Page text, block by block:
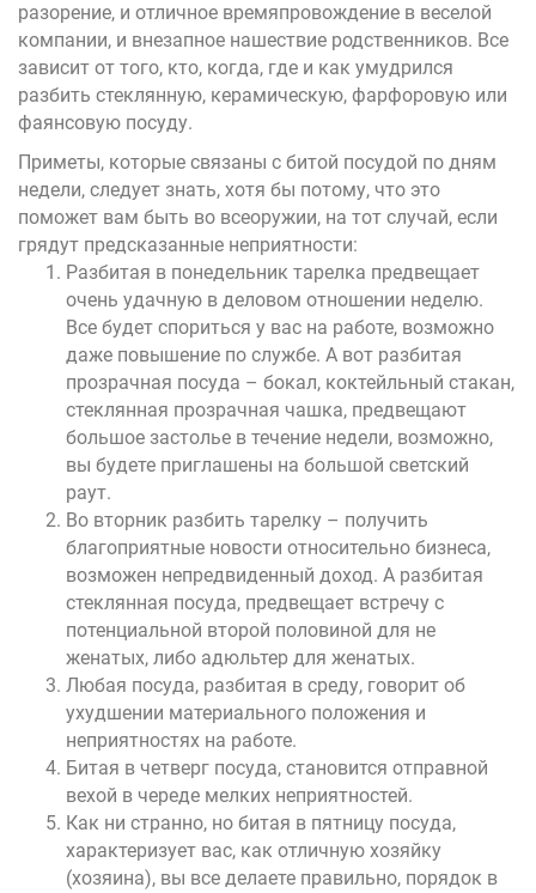
разорение, и отличное времяпровождение в веселой
компании, и внезапное нашествие родственников. Все
зависит от того, кто, когда, где и как умудрился
разбить стеклянную, керамическую, фарфоровую или
фаянсовую посуду.
Приметы, которые связаны с битой посудой по дням
недели, следует знать, хотя бы потому, что это
поможет вам быть во всеоружии, на тот случай, если
грядут предсказанные неприятности:
Разбитая в понедельник тарелка предвещает
очень удачную в деловом отношении неделю.
Все будет спориться у вас на работе, возможно
даже повышение по службе. А вот разбитая
прозрачная посуда – бокал, коктейльный стакан,
стеклянная прозрачная чашка, предвещают
большое застолье в течение недели, возможно,
вы будете приглашены на большой светский
раут.
Во вторник разбить тарелку – получить
благоприятные новости относительно бизнеса,
возможен непредвиденный доход. А разбитая
стеклянная посуда, предвещает встречу с
потенциальной второй половиной для не
женатых, либо адюльтер для женатых.
Любая посуда, разбитая в среду, говорит об
ухудшении материального положения и
неприятностях на работе.
Битая в четверг посуда, становится отправной
вехой в череде мелких неприятностей.
Как ни странно, но битая в пятницу посуда,
характеризует вас, как отличную хозяйку
(хозяина), вы все делаете правильно, порядок в